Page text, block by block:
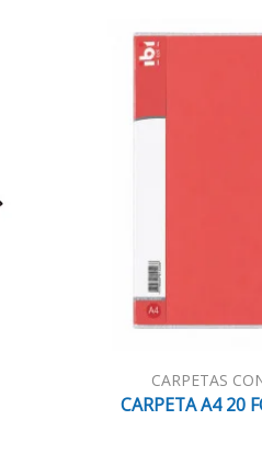
CARPETAS
CARPETA A4 20